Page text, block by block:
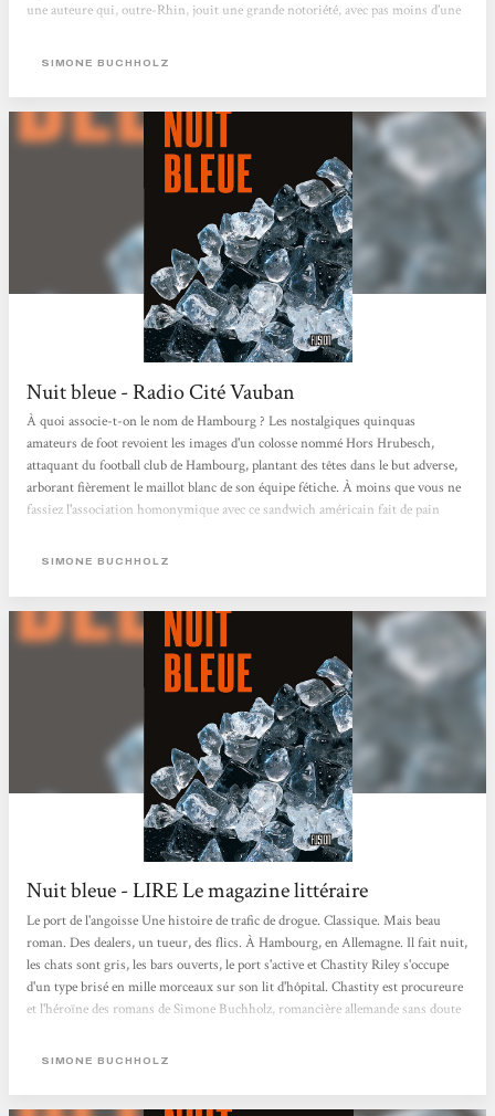
une auteure qui, outre-Rhin, jouit une grande notoriété, avec pas moins d’une
d’une actrice de cinéma, qui trouve son origine dans le fait qu’elle est la fille
SIMONE BUCHHOLZ
Nuit bleue - Radio Cité Vauban
À quoi associe-t-on le nom de Hambourg ? Les nostalgiques quinquas
amateurs de foot revoient les images d'un colosse nommé Hors Hrubesch,
attaquant du football club de Hambourg, plantant des têtes dans le but adverse,
arborant fièrement le maillot blanc de son équipe fétiche. À moins que vous ne
fassiez l'association homonymique avec ce sandwich américain fait de pain
car le mot hamburger a bien une étymologie germanique. Mais Hambourg est
que connaît...
SIMONE BUCHHOLZ
Nuit bleue - LIRE Le magazine littéraire
Le port de l'angoisse Une histoire de trafic de drogue. Classique. Mais beau
roman. Des dealers, un tueur, des flics. À Hambourg, en Allemagne. Il fait nuit,
les chats sont gris, les bars ouverts, le port s'active et Chastity Riley s'occupe
d'un type brisé en mille morceaux sur son lit d'hôpital. Chastity est procureure
et l'héroïne des romans de Simone Buchholz, romancière allemande sans doute
personnages et des décors davantage que des intrigues spectaculaires. Après
SIMONE BUCHHOLZ